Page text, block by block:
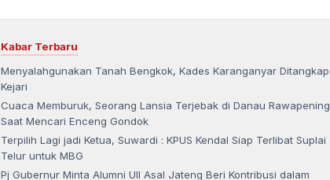
Kabar Terbaru
Menyalahgunakan Tanah Bengkok, Kades Karanganyar Ditangkap
Kejari
Cuaca Memburuk, Seorang Lansia Terjebak di Danau Rawapening
Saat Mencari Enceng Gondok
Terpilih Lagi jadi Ketua, Suwardi : KPUS Kendal Siap Terlibat Suplai
Telur untuk MBG
Pj Gubernur Minta Alumni UII Asal Jateng Beri Kontribusi dalam